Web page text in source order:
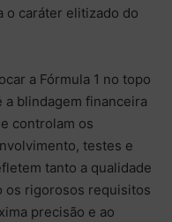
o caráter elitizado do
a Fórmula 1 no topo
blindagem financeira
controlam os
testes e
tanto a qualidade
os rigorosos requisitos
precisão e ao